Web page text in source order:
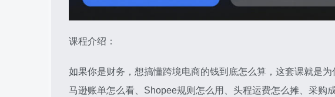
课程介绍：
如果你是财务，想搞懂跨境电商的钱到底怎么算，这套课就是
马逊账单怎么看、Shopee规则怎么用、头程运费怎么摊、采